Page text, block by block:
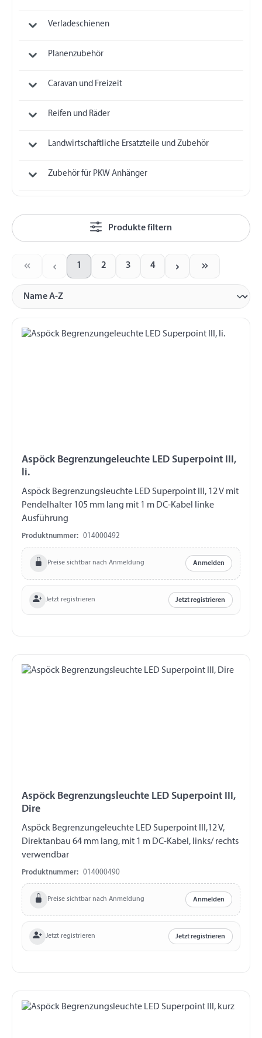
Verladeschienen
Planenzubehör
Caravan und Freizeit
Reifen und Räder
Landwirtschaftliche Ersatzteile und Zubehör
Zubehör für PKW Anhänger
Produkte filtern
1 2 3 4
Aspöck Begrenzungeleuchte LED Superpoint III,
li.
Aspöck Begrenzungsleuchte LED Superpoint III, 12 V mit
Pendelhalter 105 mm lang mit 1 m DC-Kabel linke
Ausführung
Produktnummer: 014000492
Preise sichtbar nach Anmeldung Anmelden
Jetzt registrieren Jetzt registrieren
Aspöck Begrenzungsleuchte LED Superpoint III,
Dire
Aspöck Begrenzungeleuchte LED Superpoint III,12 V,
Direktanbau 64 mm lang, mit 1 m DC-Kabel, links/ rechts
verwendbar
Produktnummer: 014000490
Preise sichtbar nach Anmeldung Anmelden
Jetzt registrieren Jetzt registrieren